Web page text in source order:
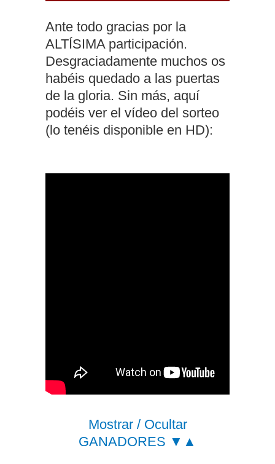
Ante todo gracias por la
ALTÍSIMA participación.
Desgraciadamente muchos os
habéis quedado a las puertas
de la gloria. Sin más, aquí
podéis ver el vídeo del sorteo
(lo tenéis disponible en HD):
Mostrar / Ocultar
GANADORES ▼▲